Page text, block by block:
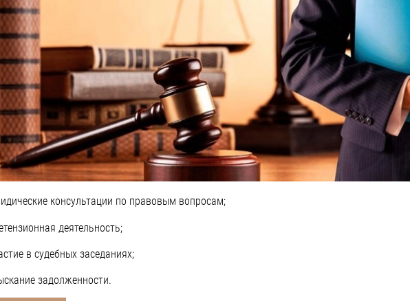
консультации по правовым вопросам;
деятельность;
в судебных заседаниях;
задолженности.